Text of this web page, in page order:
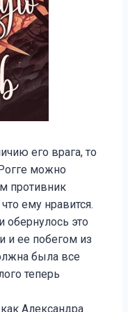
его врага, то
можно
противник
ему нравится.
обернулось это
ее побегом из
была все
теперь
Александра